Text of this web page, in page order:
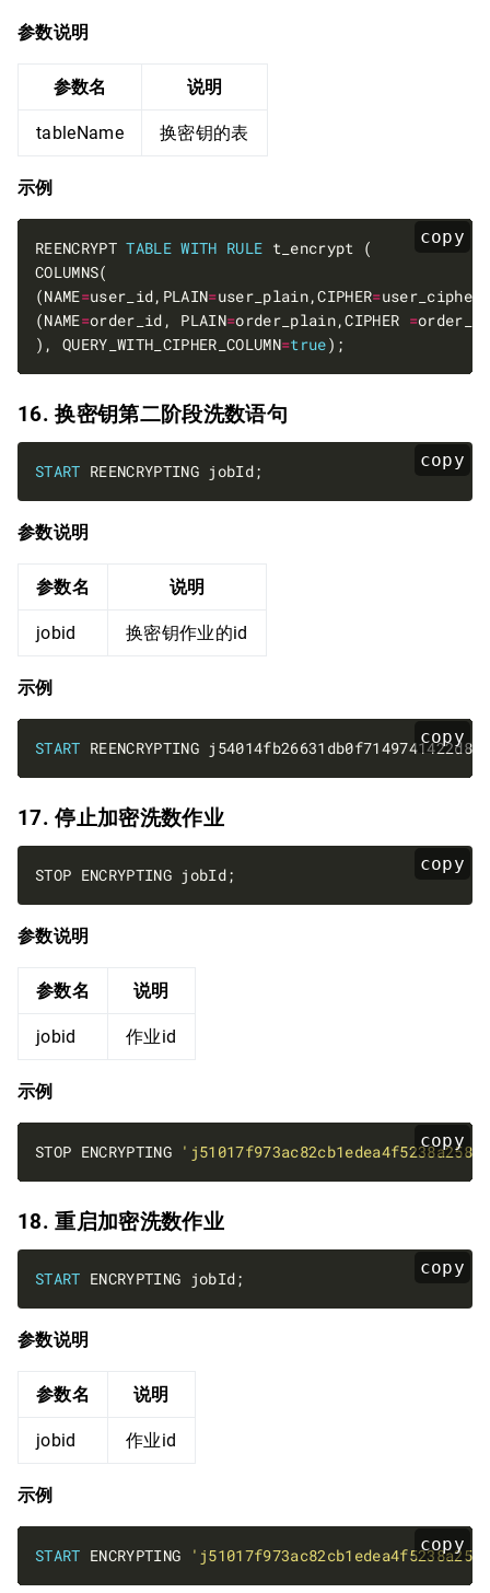
参数说明
参数名 说明
tableName 换密钥的表
示例
copy
REENCRYPT TABLE WITH RULE
(NAME=user_id,PLAIN=user_plain,CIPHER=
(NAME=order_id, PLAIN=order_plain,CIPHER =
), QUERY_WITH_CIPHER_COLUMN=true
16. 换密钥第二阶段洗数语句
copy
START
参数说明
参数名 说明
jobid 换密钥作业的id
示例
copy
START
17. 停止加密洗数作业
copy
参数说明
参数名 说明
jobid 作业id
示例
copy
STOP ENCRYPTING
18. 重启加密洗数作业
copy
START
参数说明
参数名 说明
jobid 作业id
示例
copy
START ENCRYPTING